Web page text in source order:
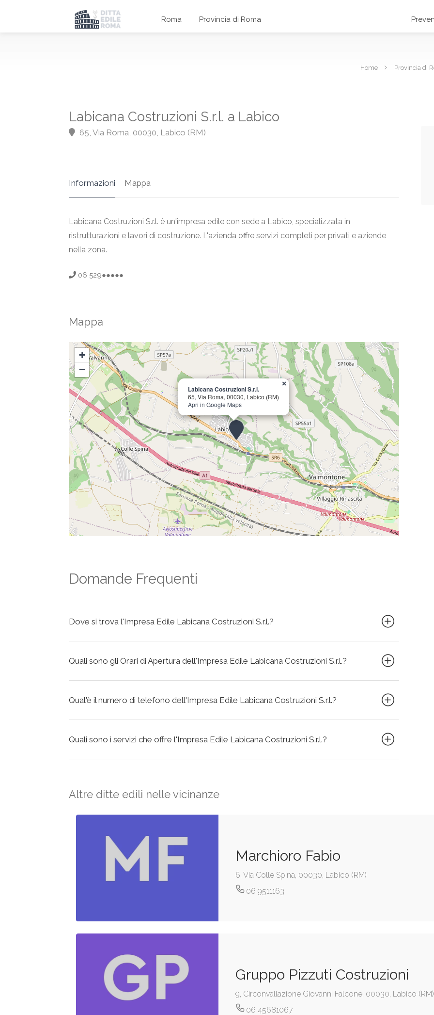
Roma Provincia di Roma
Home Provincia di
Labicana Costruzioni S.r.l. a Labico
65, Via Roma, 00030, Labico (RM)
Informazioni Mappa
Labicana Costruzioni S.r.l. è un'impresa edile con sede a Labico, specializzata in
ristrutturazioni e lavori di costruzione. L'azienda offre servizi completi per privati e aziende
nella zona.
06 529●●●●●
Mappa
Labicana Costruzioni S.r.l.
65, Via Roma, 00030, Labico (RM)
Apri in Google Maps
×
+
−
Domande Frequenti
Dove si trova l'Impresa Edile Labicana Costruzioni S.r.l.?
Quali sono gli Orari di Apertura dell'Impresa Edile Labicana Costruzioni S.r.l.?
Qual'è il numero di telefono dell'Impresa Edile Labicana Costruzioni S.r.l.?
Quali sono i servizi che offre l'Impresa Edile Labicana Costruzioni S.r.l.?
Altre ditte edili nelle vicinanze
Marchioro Fabio
6, Via Colle Spina, 00030, Labico (RM)
06 9511163
Gruppo Pizzuti Costruzioni
9, Circonvallazione Giovanni Falcone, 00030, Labico (RM)
06 45681067